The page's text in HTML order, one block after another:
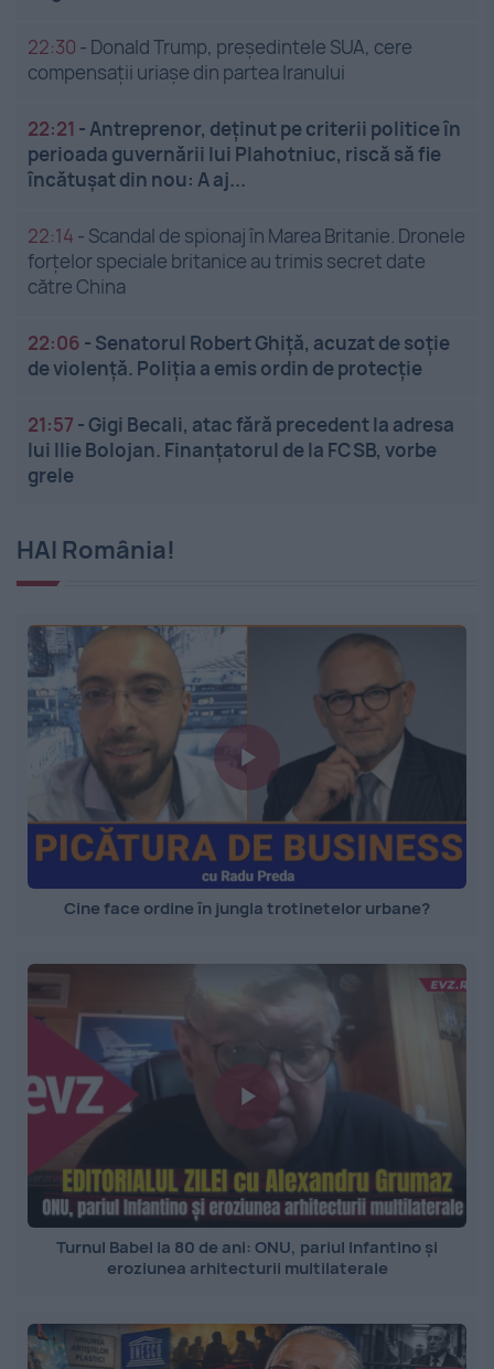
22:30 - Donald Trump, președintele SUA, cere
compensații uriașe din partea Iranului
22:21 -Antreprenor, deţinut pe criterii politice în
perioada guvernării lui Plahotniuc, riscă să fie
încătuşat din nou: A aj...
22:14 - Scandal de spionaj în Marea Britanie. Dronele
forțelor speciale britanice au trimis secret date
către China
22:06 - Senatorul Robert Ghiță, acuzat de soție
de violență. Poliția a emis ordin de protecție
21:57 -Gigi Becali, atac fără precedent la adresa
lui Ilie Bolojan. Finanțatorul de la FCSB, vorbe
grele
HAI România!
Cine face ordine în jungla trotinetelor urbane?
Turnul Babel la 80 de ani: ONU, pariul Infantino și
eroziunea arhitecturii multilaterale